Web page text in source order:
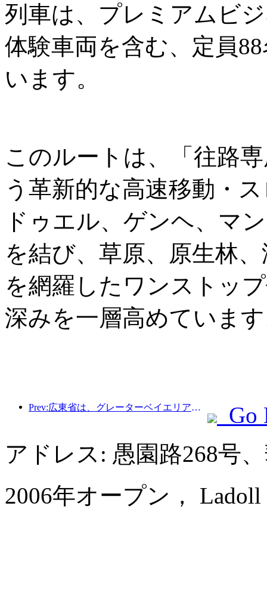
列車は、プレミアムビ
体験車両を含む、定員
います。
このルートは、「往路
う革新的な高速移動・
ドゥエル、ゲンヘ、マ
を結び、草原、原生林
を網羅したワンストッ
深みを一層高めていま
Prev:広東省は、グレーターベイエリアを世界クラスの観光地にするためのサービス産業能力拡大計画を発表した。
Go
アドレス: 愚園路268号
2006年オープン， Ladoll